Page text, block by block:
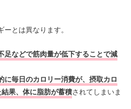
とは異なります。
足などで筋肉量が低下することで減
に毎日のカロリー消費が、摂取カロ
果、体に脂肪が蓄積されてしまいま